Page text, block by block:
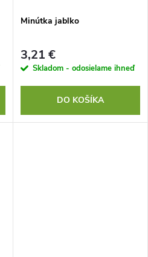
Minútka jablko
3,21 €
Skladom - odosielame ihneď
DO KOŠÍKA